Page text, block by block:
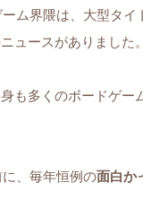
ム界隈は、大型タイ
ュースがありました。
も多くのボードゲー
、毎年恒例の面白か